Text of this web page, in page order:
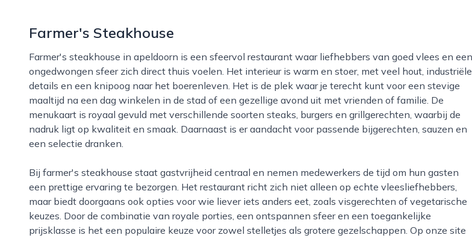
Farmer's Steakhouse
Farmer's steakhouse in apeldoorn is een sfeervol restaurant waar liefhebbers van goed vlees en een
ongedwongen sfeer zich direct thuis voelen. Het interieur is warm en stoer, met veel hout, industriële
details en een knipoog naar het boerenleven. Het is de plek waar je terecht kunt voor een stevige
maaltijd na een dag winkelen in de stad of een gezellige avond uit met vrienden of familie. De
menukaart is royaal gevuld met verschillende soorten steaks, burgers en grillgerechten, waarbij de
nadruk ligt op kwaliteit en smaak. Daarnaast is er aandacht voor passende bijgerechten, sauzen en
een selectie dranken.
Bij farmer's steakhouse staat gastvrijheid centraal en nemen medewerkers de tijd om hun gasten
een prettige ervaring te bezorgen. Het restaurant richt zich niet alleen op echte vleesliefhebbers,
maar biedt doorgaans ook opties voor wie liever iets anders eet, zoals visgerechten of vegetarische
keuzes. Door de combinatie van royale porties, een ontspannen sfeer en een toegankelijke
prijsklasse is het een populaire keuze voor zowel stelletjes als grotere gezelschappen. Op onze site